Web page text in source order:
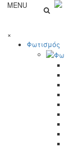
MENU
×
Φωτισμός